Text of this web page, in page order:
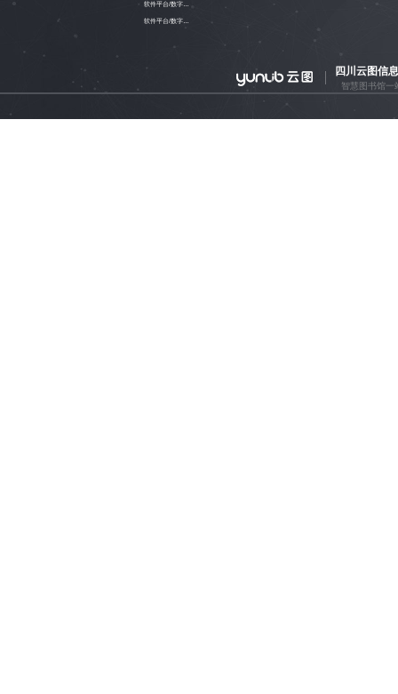
软件平台/数字资源
软件平台/数字资源
四川云图信
智慧图书馆一